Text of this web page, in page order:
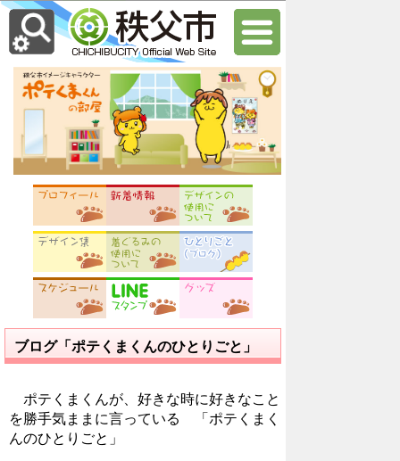
ブログ「ポテくまくんのひとりごと」
ポテくまくんが、好きな時に好きなこと
を勝手気ままに言っている 「ポテくまく
んのひとりごと」